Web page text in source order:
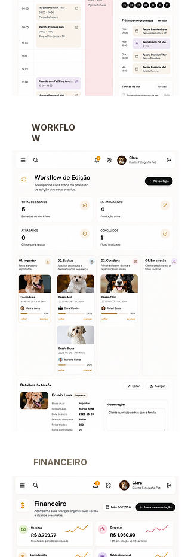
WORKFLO
W
FINANCEIRO